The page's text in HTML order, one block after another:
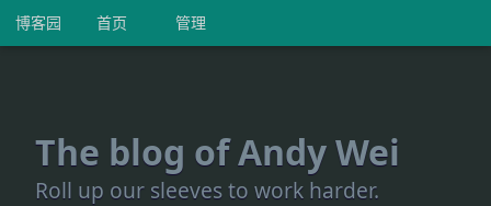
The blog of Andy Wei
Roll up our sleeves to work harder.
博客园 首页 管理